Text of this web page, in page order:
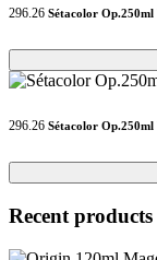
296.26 Sétacolor
Loading...
Loading...
296.26 Sétacolor
Loading...
Loading...
Recent